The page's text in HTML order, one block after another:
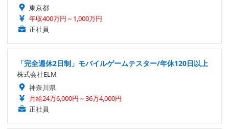
東京都
年収400万円～1,000万円
正社員
「完全週休2日制」モバイルゲームテスター/年休120日以上
株式会社ELM
神奈川県
月給24万6,000円～36万4,000円
正社員